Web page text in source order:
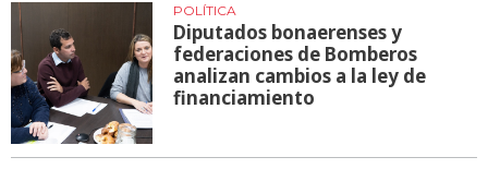
POLÍTICA
Diputados bonaerenses y
federaciones de Bomberos
analizan cambios a la ley de
financiamiento